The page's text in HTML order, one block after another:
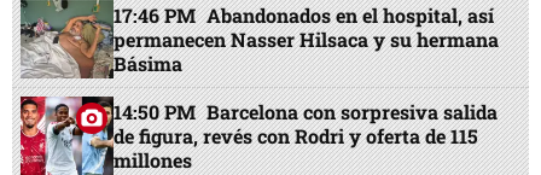
17:46 PM Abandonados en el hospital, así
permanecen Nasser Hilsaca y su hermana
Básima
14:50 PM Barcelona con sorpresiva salida
de figura, revés con Rodri y oferta de 115
millones